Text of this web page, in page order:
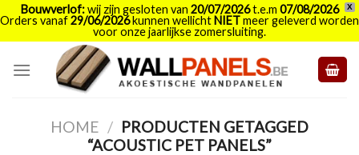
X
Bouwverlof:wij zijn gesloten van 20/07/2026t.e.m 07/08/2026
Orders vanaf29/06/2026kunnen wellichtNIETmeer geleverd worden
voor onze jaarlijkse zomersluiting.
HOME / PRODUCTEN GETAGGED
“ACOUSTIC PET PANELS”